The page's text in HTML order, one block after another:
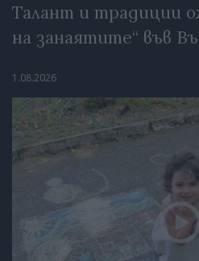
Талант и традиции
на занаятите“ във
1.08.2026